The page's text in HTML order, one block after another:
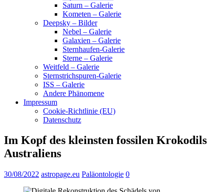
Saturn – Galerie
Kometen – Galerie
Deepsky – Bilder
Nebel – Galerie
Galaxien – Galerie
Sternhaufen-Galerie
Sterne – Galerie
Weitfeld – Galerie
Sternstrichspuren-Galerie
ISS – Galerie
Andere Phänomene
Impressum
Cookie-Richtlinie (EU)
Datenschutz
Im Kopf des kleinsten fossilen Krokodils
Australiens
30/08/2022 astropage.eu Paläontologie 0